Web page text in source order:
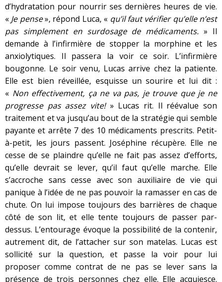
d’hydratation pour nourrir ses dernières heures de vie.
« Je pense», répond Luca, « qu’il faut vérifier qu’elle n’est
pas simplement en surdosage de médicaments. » Il
demande à l’infirmière de stopper la morphine et les
anxiolytiques. Il passera la voir ce soir. L’infirmière
bougonne. Le soir venu, Lucas arrive chez la patiente.
Elle est bien réveillée, esquisse un sourire et lui dit :
« Non effectivement, ça ne va pas, je trouve que je ne
progresse pas assez vite!» Lucas rit. Il réévalue son
traitement et va jusqu’au bout de la stratégie qui semble
payante et arrête 7 des 10 médicaments prescrits. Petit-
à-petit, les jours passent. Joséphine récupère. Elle ne
cesse de se plaindre qu’elle ne fait pas assez d’efforts,
qu’elle devrait se lever, qu’il faut qu’elle marche. Elle
s’accroche sans cesse avec son auxiliaire de vie qui
panique à l’idée de ne pas pouvoir la ramasser en cas de
chute. On lui impose toujours des barrières de chaque
côté de son lit, et elle tente toujours de passer par-
dessus. L’entourage évoque la possibilité de la contenir,
autrement dit, de l’attacher sur son matelas. Lucas est
sollicité sur la question, et passe la voir pour lui
proposer comme contrat de ne pas se lever sans la
présence de trois personnes chez elle. Elle acquiesce.